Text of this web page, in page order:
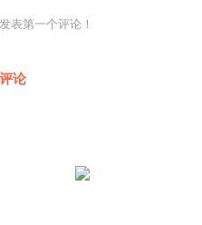
表第一个评论！
论